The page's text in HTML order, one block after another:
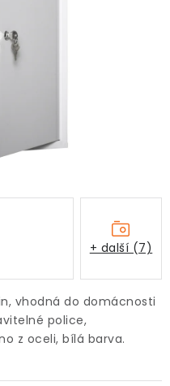
vhodná do domácnosti
police,
z oceli, bílá barva.
+ další (7)